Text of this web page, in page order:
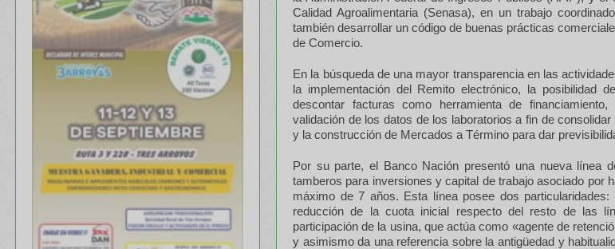
Calidad Agroalimentaria (Senasa), en un trabajo
también desarrollar un código de buenas prácticas
de Comercio.
En la búsqueda de una mayor transparencia en las
la implementación del Remito electrónico, la posibilidad
descontar facturas como herramienta de
validación de los datos de los laboratorios a fin de
y la construcción de Mercados a Término para dar
Por su parte, el Banco Nación presentó una nueva línea
tamberos para inversiones y capital de trabajo asociado por
máximo de 7 años. Esta línea posee dos
reducción de la cuota inicial respecto del resto de las
participación de la usina, que actúa como «agente de
y asimismo da una referencia sobre la antigüedad y